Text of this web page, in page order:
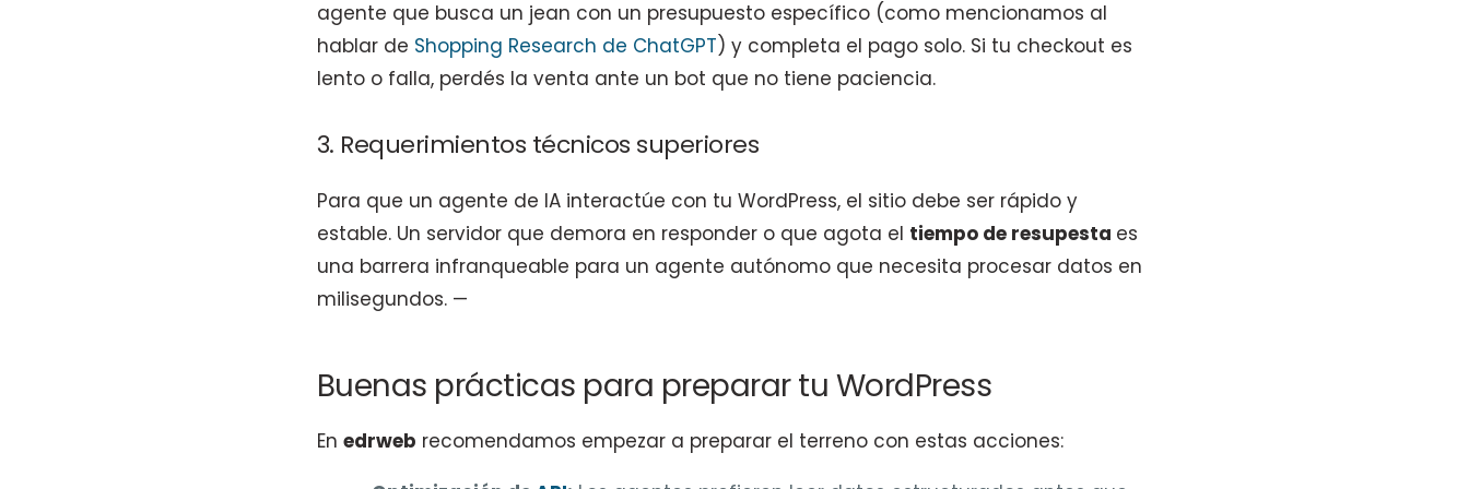
agente que busca un jean con un presupuesto específico (como mencionamos al
hablar de Shopping Research de ChatGPT) y completa el pago solo. Si tu checkout es
lento o falla, perdés la venta ante un bot que no tiene paciencia.
3. Requerimientos técnicos superiores
Para que un agente de IA interactúe con tu WordPress, el sitio debe ser rápido y
estable. Un servidor que demora en responder o que agota el tiempo de resupesta es
una barrera infranqueable para un agente autónomo que necesita procesar datos en
milisegundos. —
Buenas prácticas para preparar tu WordPress
En edrweb recomendamos empezar a preparar el terreno con estas acciones: